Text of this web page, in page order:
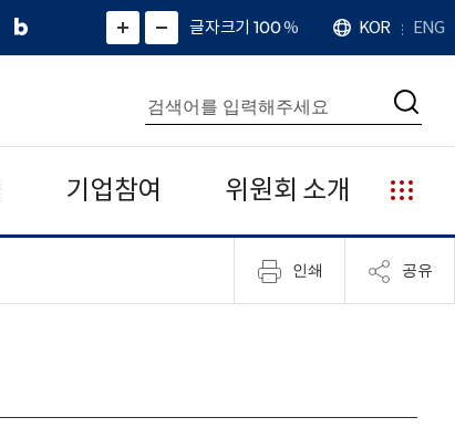
네
그
)
화
면
면
소
확
대
치
글자크기 100%
언
어
KOR ENG
통
합
검
색
검
기업참여 위원회 소개
누
리
집
안
인쇄 공유